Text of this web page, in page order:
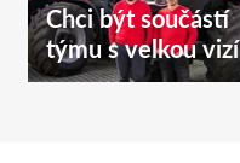
Chci být součástí
týmu s velkou vizí